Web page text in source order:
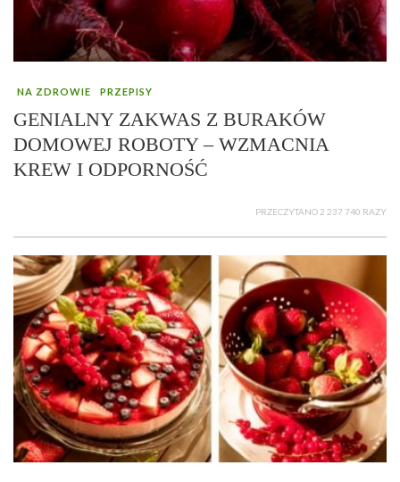
NA ZDROWIE PRZEPISY
GENIALNY ZAKWAS Z BURAKÓW
DOMOWEJ ROBOTY – WZMACNIA
KREW I ODPORNOŚĆ
PRZECZYTANO 2 237 740 RAZY